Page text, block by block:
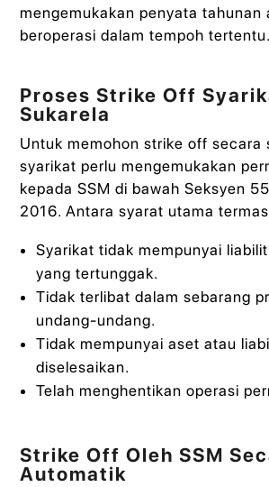
mengemukakan penyata tahunan
beroperasi dalam tempoh tertentu.
Proses Strike Off
Sukarela
Untuk memohon strike off secara
syarikat perlu mengemukakan
kepada SSM di bawah Seksyen
2016. Antara syarat utama
Syarikat tidak mempunyai
yang tertunggak.
Tidak terlibat dalam sebarang
undang-undang.
Tidak mempunyai aset atau
diselesaikan.
Telah menghentikan operasi
Strike Off Oleh SSM
Automatik